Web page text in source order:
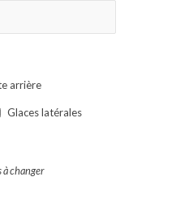
arrière
Glaces latérales
à changer